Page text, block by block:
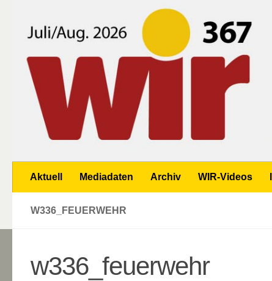
Aktuell Mediadaten Archiv WIR-Videos
W336_FEUERWEHR
w336_feuerwehr